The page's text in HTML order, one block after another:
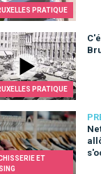
PRATIQUE
PRATIQUE
au temps où
ET
à sec ou...